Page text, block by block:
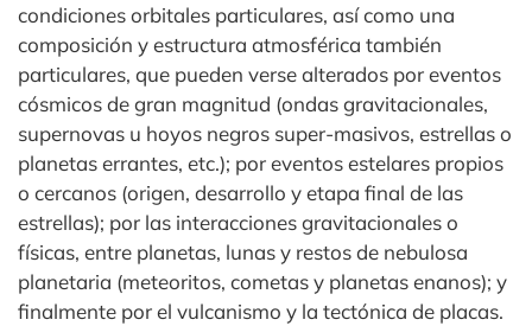
condiciones orbitales particulares, así como una
composición y estructura atmosférica también
particulares, que pueden verse alterados por eventos
cósmicos de gran magnitud (ondas gravitacionales,
supernovas u hoyos negros super-masivos, estrellas o
planetas errantes, etc.); por eventos estelares propios
o cercanos (origen, desarrollo y etapa final de las
estrellas); por las interacciones gravitacionales o
físicas, entre planetas, lunas y restos de nebulosa
planetaria (meteoritos, cometas y planetas enanos); y
finalmente por el vulcanismo y la tectónica de placas.